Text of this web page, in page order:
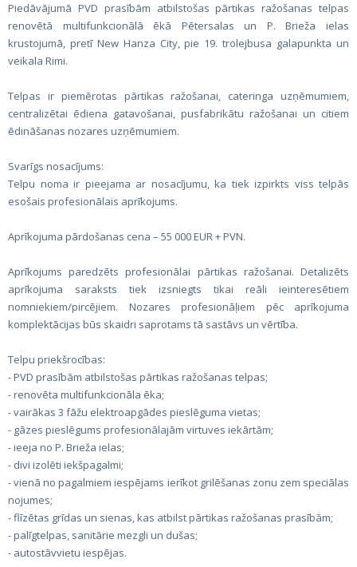
Piedāvājumā PVD prasībām atbilstošas pārtikas ražošanas telpas
renovētā multifunkcionālā ēkā Pētersalas un P. Brieža ielas
krustojumā, pretī New Hanza City, pie 19. trolejbusa galapunkta un
veikala Rimi.
Telpas ir piemērotas pārtikas ražošanai, cateringa uzņēmumiem,
centralizētai ēdiena gatavošanai, pusfabrikātu ražošanai un citiem
ēdināšanas nozares uzņēmumiem.
Svarīgs nosacījums:
Telpu noma ir pieejama ar nosacījumu, ka tiek izpirkts viss telpās
esošais profesionālais aprīkojums.
Aprīkojuma pārdošanas cena – 55 000 EUR + PVN.
Aprīkojums paredzēts profesionālai pārtikas ražošanai. Detalizēts
aprīkojuma saraksts tiek izsniegts tikai reāli ieinteresētiem
nomniekiem/pircējiem. Nozares profesionāļiem pēc aprīkojuma
komplektācijas būs skaidri saprotams tā sastāvs un vērtība.
Telpu priekšrocības:
- PVD prasībām atbilstošas pārtikas ražošanas telpas;
- renovēta multifunkcionāla ēka;
- vairākas 3 fāžu elektroapgādes pieslēguma vietas;
- gāzes pieslēgums profesionālajām virtuves iekārtām;
- ieeja no P. Brieža ielas;
- divi izolēti iekšpagalmi;
- vienā no pagalmiem iespējams ierīkot grilēšanas zonu zem speciālas
nojumes;
- flīzētas grīdas un sienas, kas atbilst pārtikas ražošanas prasībām;
- palīgtelpas, sanitārie mezgli un dušas;
- autostāvvietu iespējas.